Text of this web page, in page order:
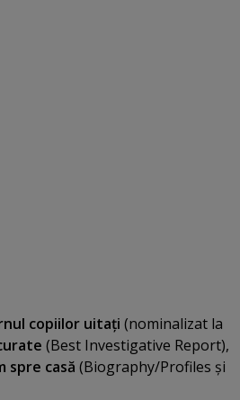
copiilor uitaţi (nominalizat la
(Best Investigative Report),
spre casă (Biography/Profiles şi